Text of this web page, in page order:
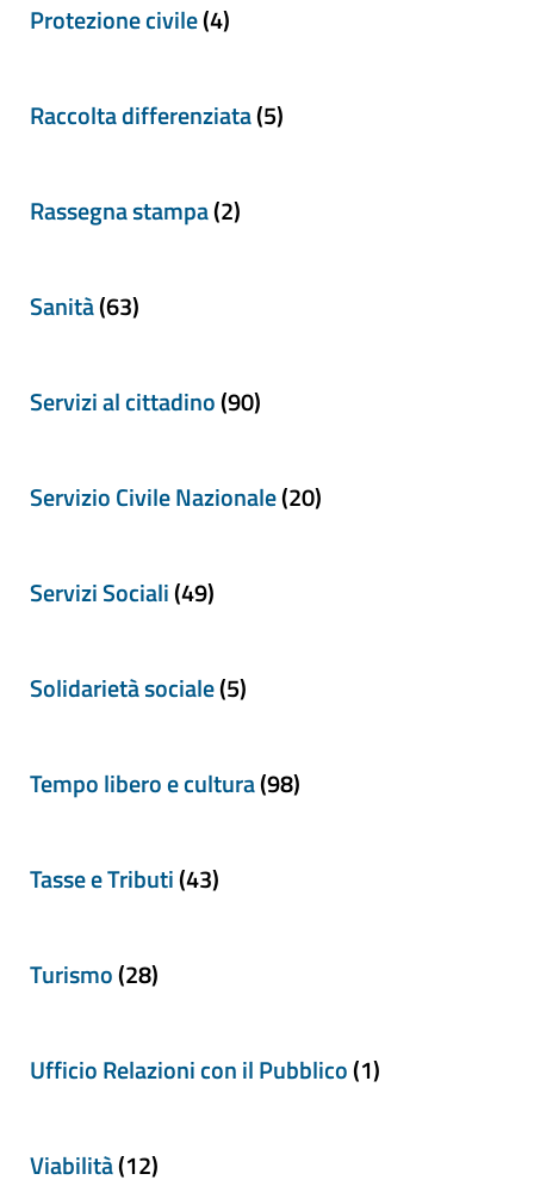
Protezione civile(4)
Raccolta differenziata(5)
Rassegna stampa(2)
Sanità(63)
Servizi al cittadino(90)
Servizio Civile Nazionale(20)
Servizi Sociali(49)
Solidarietà sociale(5)
Tempo libero e cultura(98)
Tasse e Tributi(43)
Turismo(28)
Ufficio Relazioni con il Pubblico(1)
Viabilità(12)